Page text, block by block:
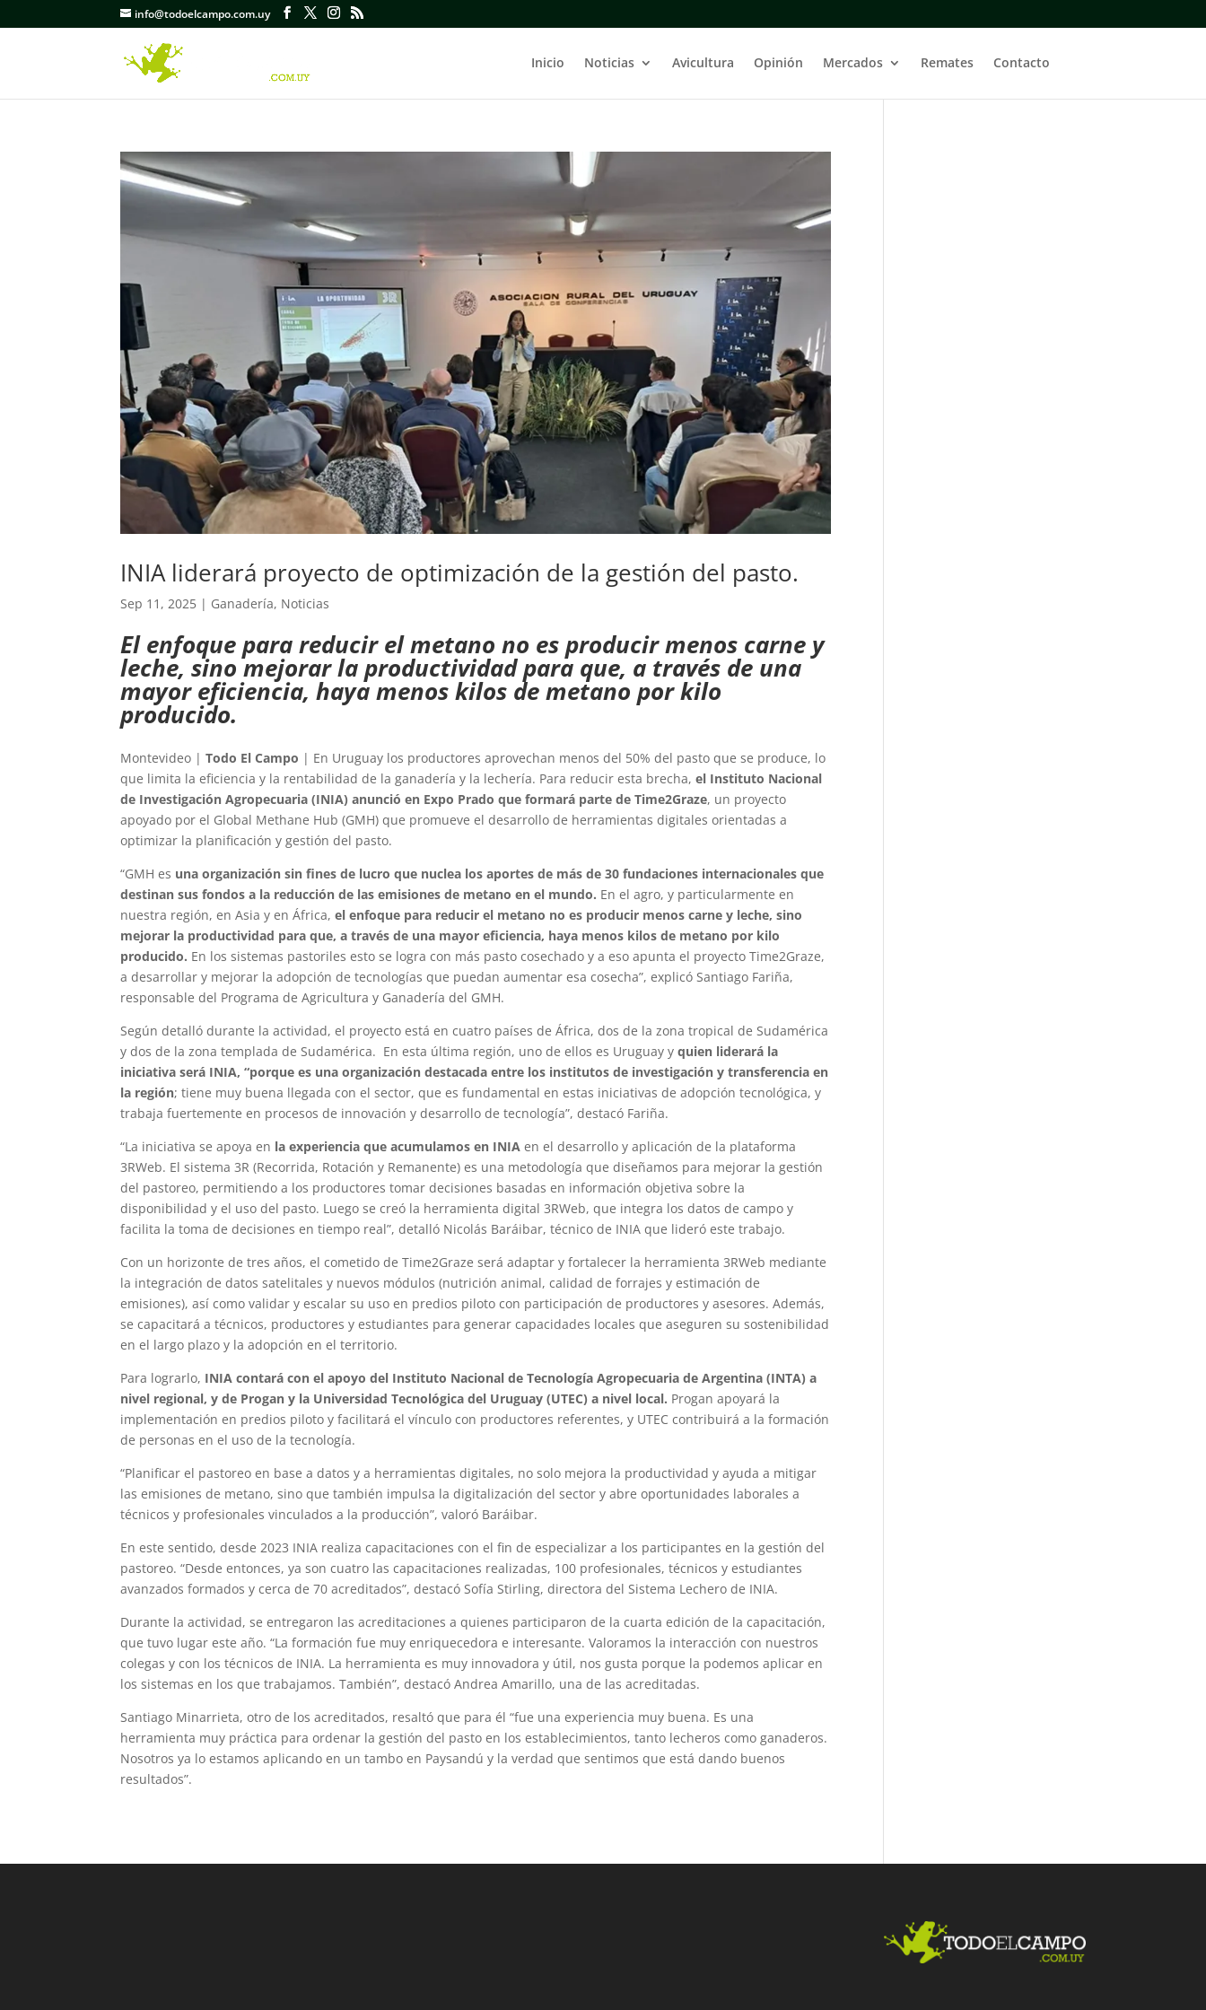
info@todoelcampo.com.uy
Inicio Noticias Avicultura Opinión Mercados Remates Contacto
INIA liderará proyecto de optimización de la gestión del pasto.
Sep 11, 2025 | Ganadería, Noticias
El enfoque para reducir el metano no es producir menos carne y
leche, sino mejorar la productividad para que, a través de una
mayor eficiencia, haya menos kilos de metano por kilo
producido.
Montevideo |Todo El Campo | En Uruguay los productores aprovechan menos del 50% del pasto que se produce, lo
que limita la eficiencia y la rentabilidad de la ganadería y la lechería. Para reducir esta brecha,el Instituto Nacional
de Investigación Agropecuaria (INIA) anunció en Expo Prado que formará parte de Time2Graze, un proyecto
apoyado por el Global Methane Hub (GMH) que promueve el desarrollo de herramientas digitales orientadas a
optimizar la planificación y gestión del pasto.
“GMH es una organización sin fines de lucro que nuclea los aportes de más de 30 fundaciones internacionales que
destinan sus fondos a la reducción de las emisiones de metano en el mundo. En el agro, y particularmente en
nuestra región, en Asia y en África,el enfoque para reducir el metano no es producir menos carne y leche, sino
mejorar la productividad para que, a través de una mayor eficiencia, haya menos kilos de metano por kilo
producido. En los sistemas pastoriles esto se logra con más pasto cosechado y a eso apunta el proyecto Time2Graze,
a desarrollar y mejorar la adopción de tecnologías que puedan aumentar esa cosecha”, explicó Santiago Fariña,
responsable del Programa de Agricultura y Ganadería del GMH.
Según detalló durante la actividad, el proyecto está en cuatro países de África, dos de la zona tropical de Sudamérica
y dos de la zona templada de Sudamérica. En esta última región, uno de ellos es Uruguay yquien liderará la
iniciativa será INIA, “porque es una organización destacada entre los institutos de investigación y transferencia en
la región; tiene muy buena llegada con el sector, que es fundamental en estas iniciativas de adopción tecnológica, y
trabaja fuertemente en procesos de innovación y desarrollo de tecnología”, destacó Fariña.
“La iniciativa se apoya en la experiencia que acumulamos en INIA en el desarrollo y aplicación de la plataforma
3RWeb. El sistema 3R (Recorrida, Rotación y Remanente) es una metodología que diseñamos para mejorar la gestión
del pastoreo, permitiendo a los productores tomar decisiones basadas en información objetiva sobre la
disponibilidad y el uso del pasto. Luego se creó la herramienta digital 3RWeb, que integra los datos de campo y
facilita la toma de decisiones en tiempo real”, detalló Nicolás Baráibar, técnico de INIA que lideró este trabajo.
Con un horizonte de tres años, el cometido de Time2Graze será adaptar y fortalecer la herramienta 3RWeb mediante
la integración de datos satelitales y nuevos módulos (nutrición animal, calidad de forrajes y estimación de
emisiones), así como validar y escalar su uso en predios piloto con participación de productores y asesores. Además,
se capacitará a técnicos, productores y estudiantes para generar capacidades locales que aseguren su sostenibilidad
en el largo plazo y la adopción en el territorio.
Para lograrlo, INIA contará con el apoyo del Instituto Nacional de Tecnología Agropecuaria de Argentina (INTA) a
nivel regional, y de Progan y la Universidad Tecnológica del Uruguay (UTEC) a nivel local. Progan apoyará la
implementación en predios piloto y facilitará el vínculo con productores referentes, y UTEC contribuirá a la formación
de personas en el uso de la tecnología.
“Planificar el pastoreo en base a datos y a herramientas digitales, no solo mejora la productividad y ayuda a mitigar
las emisiones de metano, sino que también impulsa la digitalización del sector y abre oportunidades laborales a
técnicos y profesionales vinculados a la producción”, valoró Baráibar.
En este sentido, desde 2023 INIA realiza capacitaciones con el fin de especializar a los participantes en la gestión del
pastoreo. “Desde entonces, ya son cuatro las capacitaciones realizadas, 100 profesionales, técnicos y estudiantes
avanzados formados y cerca de 70 acreditados”, destacó Sofía Stirling, directora del Sistema Lechero de INIA.
Durante la actividad, se entregaron las acreditaciones a quienes participaron de la cuarta edición de la capacitación,
que tuvo lugar este año. “La formación fue muy enriquecedora e interesante. Valoramos la interacción con nuestros
colegas y con los técnicos de INIA. La herramienta es muy innovadora y útil, nos gusta porque la podemos aplicar en
los sistemas en los que trabajamos. También”, destacó Andrea Amarillo, una de las acreditadas.
Santiago Minarrieta, otro de los acreditados, resaltó que para él “fue una experiencia muy buena. Es una
herramienta muy práctica para ordenar la gestión del pasto en los establecimientos, tanto lecheros como ganaderos.
Nosotros ya lo estamos aplicando en un tambo en Paysandú y la verdad que sentimos que está dando buenos
resultados”.